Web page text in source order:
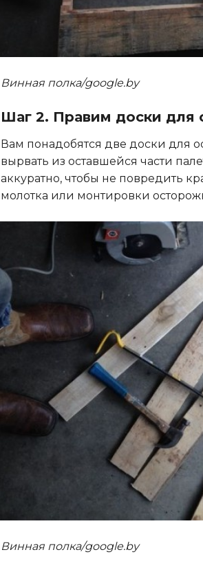
Винная полка/google.by
Шаг 2. Правим доски для
Вам понадобятся две доски для
вырвать из оставшейся части
аккуратно, чтобы не повредить
молотка или монтировки
Винная полка/google.by